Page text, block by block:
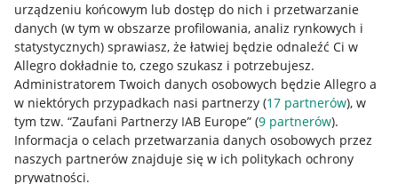
urządzeniu końcowym lub dostęp do nich i przetwarzanie
danych (w tym w obszarze profilowania, analiz rynkowych i
statystycznych) sprawiasz, że łatwiej będzie odnaleźć Ci w
Allegro dokładnie to, czego szukasz i potrzebujesz.
Administratorem Twoich danych osobowych będzie Allegro a
w niektórych przypadkach nasi partnerzy (17 partnerów), w
tym tzw. “Zaufani Partnerzy IAB Europe” (9 partnerów).
Informacja o celach przetwarzania danych osobowych przez
naszych partnerów znajduje się w ich politykach ochrony
prywatności.
Przydatne informacje
Jak to działa